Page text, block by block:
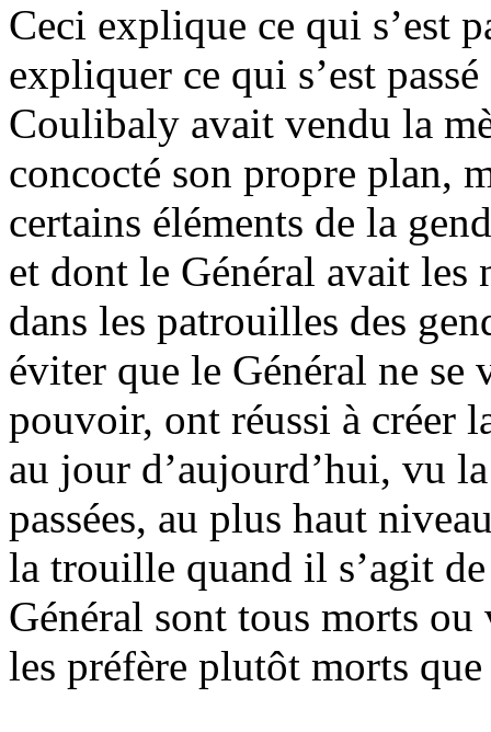
Ceci explique ce qui s’est
expliquer ce qui s’est
Coulibaly avait vendu la
concocté son propre plan,
certains éléments de la
et dont le Général avait les
dans les patrouilles des
éviter que le Général ne se
pouvoir, ont réussi à créer
au jour d’aujourd’hui, vu
passées, au plus haut
la trouille quand il s’agit
Général sont tous morts
les préfère plutôt morts